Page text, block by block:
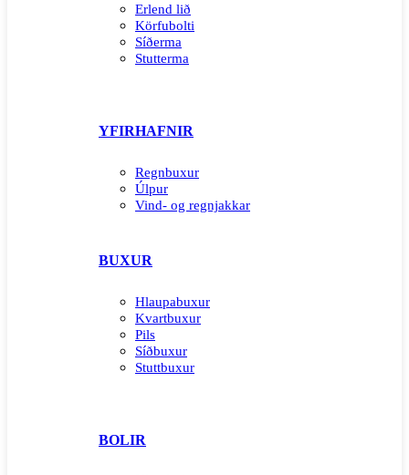
Erlend lið
Körfubolti
Síðerma
Stutterma
YFIRHAFNIR
Regnbuxur
Úlpur
Vind- og regnjakkar
BUXUR
Hlaupabuxur
Kvartbuxur
Pils
Síðbuxur
Stuttbuxur
BOLIR